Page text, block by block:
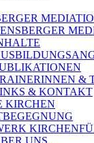
&
& KONTAKT
KIRCHEN
UNS